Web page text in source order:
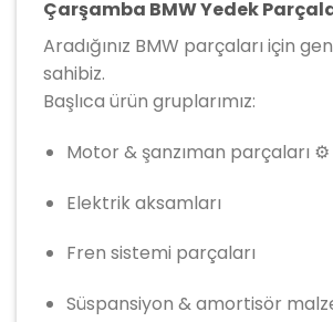
Çarşamba BMW Yedek
Aradığınız BMW parçaları için
sahibiz.
Başlıca ürün gruplarımız:
Motor & şanzıman parçaları ⚙️
Elektrik aksamları
Fren sistemi parçaları
Süspansiyon & amortisör